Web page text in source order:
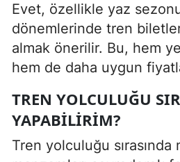
Evet, özellikle yaz
dönemlerinde tren
almak önerilir. Bu, hem
hem de daha uygun
TREN YOLCULUĞU
YAPABILIRIM?
Tren yolculuğu sırasında